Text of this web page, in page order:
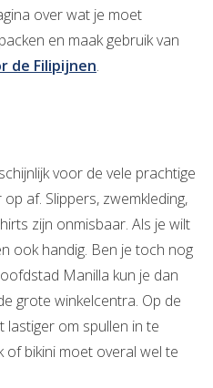
over wat je moet
en maak gebruik van
de Filipijnen.
voor de vele prachtige
af. Slippers, zwemkleding,
zijn onmisbaar. Als je wilt
ook handig. Ben je toch nog
Manilla kun je dan
grote winkelcentra. Op de
lastiger om spullen in te
bikini moet overal wel te